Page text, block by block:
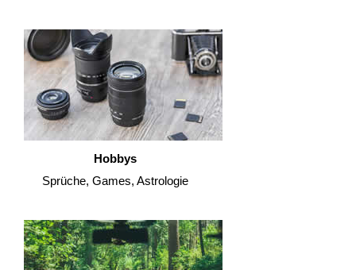
Hobbys
Sprüche, Games, Astrologie